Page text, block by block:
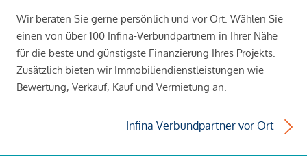
Wir beraten Sie gerne persönlich und vor Ort. Wählen Sie
einen von über 100 Infina-Verbundpartnern in Ihrer Nähe
für die beste und günstigste Finanzierung Ihres Projekts.
Zusätzlich bieten wir Immobiliendienstleistungen wie
Bewertung, Verkauf, Kauf und Vermietung an.
Infina Verbundpartner vor Ort